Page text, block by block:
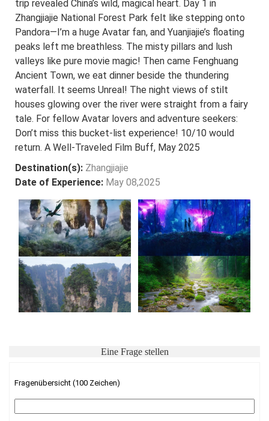
trip revealed China’s wild, magical heart. Day 1 in
Zhangjiajie National Forest Park felt like stepping onto
Pandora—I’m a huge Avatar fan, and Yuanjiajie’s floating
peaks left me breathless. The misty pillars and lush
valleys like pure movie magic! Then came Fenghuang
Ancient Town, we eat dinner beside the thundering
waterfall. It seems Unreal! The night views of stilt
houses glowing over the river were straight from a fairy
tale. For fellow Avatar lovers and adventure seekers:
Don’t miss this bucket-list experience! 10/10 would
return. A Well-Traveled Film Buff, May 2025
Destination(s): Zhangjiajie
Date of Experience: May 08,2025
Eine Frage stellen
Fragenübersicht (100 Zeichen)